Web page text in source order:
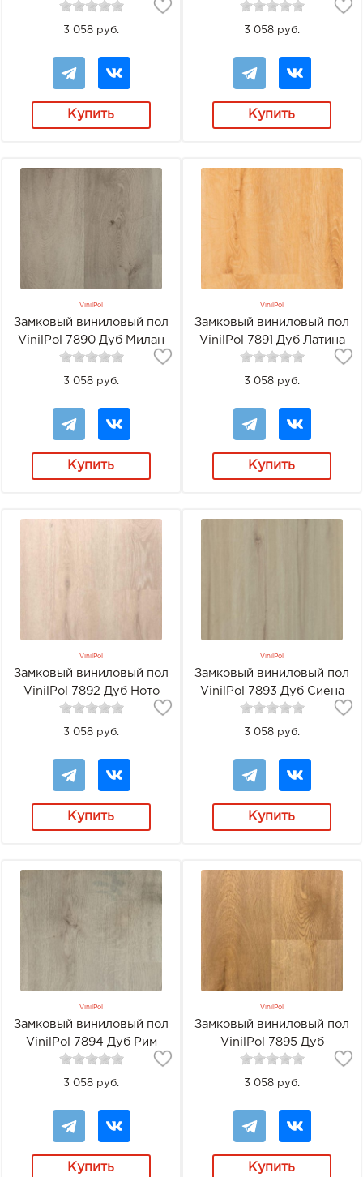
3 058 руб.
Купить
3 058 руб.
Купить
VinilPol
Замковый виниловый пол
VinilPol 7890 Дуб Милан
3 058 руб.
Купить
VinilPol
Замковый виниловый пол
VinilPol 7891 Дуб Латина
3 058 руб.
Купить
VinilPol
Замковый виниловый пол
VinilPol 7892 Дуб Ното
3 058 руб.
Купить
VinilPol
Замковый виниловый пол
VinilPol 7893 Дуб Сиена
3 058 руб.
Купить
VinilPol
Замковый виниловый пол
VinilPol 7894 Дуб Рим
3 058 руб.
Купить
VinilPol
Замковый виниловый пол
VinilPol 7895 Дуб
Портофино
3 058 руб.
Купить